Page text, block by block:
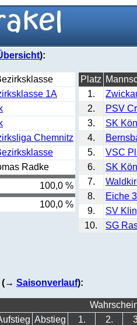
):
1A
Chemnitz
Radke
100,0 %
100,0 %
Platz
1.
2.
PSV
3.
SK
4.
5.
VSC
6.
SK
7.
8.
Eiche 3
9.
SV
10.
SG
(→ Saisonverlauf):
Abstieg 1. 2.